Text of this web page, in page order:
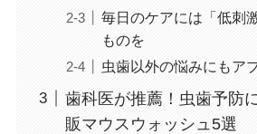
毎日のケアには「低刺
ものを
虫歯以外の悩みにもア
歯科医が推薦！虫歯予防
販マウスウォッシュ5選